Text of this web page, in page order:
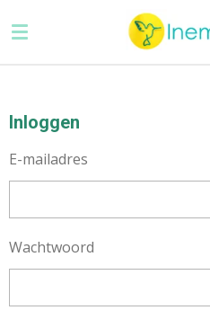
direct
Inloggen
E-mailadres
Wachtwoord